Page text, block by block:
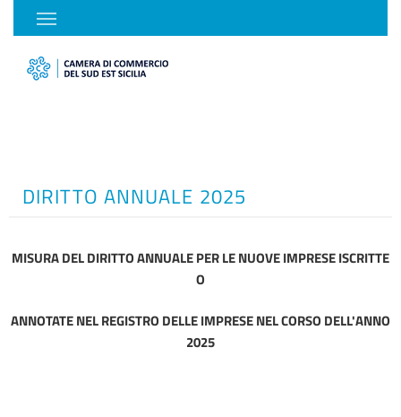
DIRITTO ANNUALE 2025
MISURA DEL DIRITTO ANNUALE PER LE NUOVE IMPRESE ISCRITTE
O
ANNOTATE NEL REGISTRO DELLE IMPRESE NEL CORSO DELL'ANNO
2025